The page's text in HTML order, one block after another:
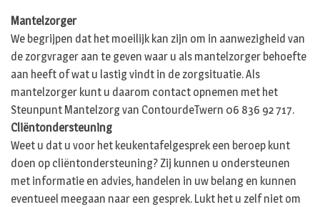
Mantelzorger
We begrijpen dat het moeilijk kan zijn om in aanwezigheid van
de zorgvrager aan te geven waar u als mantelzorger behoefte
aan heeft of wat u lastig vindt in de zorgsituatie. Als
mantelzorger kunt u daarom contact opnemen met het
Steunpunt Mantelzorg van ContourdeTwern 06 836 92 717.
Cliëntondersteuning
Weet u dat u voor het keukentafelgesprek een beroep kunt
doen op cliëntondersteuning? Zij kunnen u ondersteunen
met informatie en advies, handelen in uw belang en kunnen
eventueel meegaan naar een gesprek. Lukt het u zelf niet om